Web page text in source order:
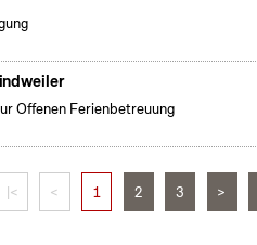
Offenen Ferienbetreuung
|< < 1 2 3 >